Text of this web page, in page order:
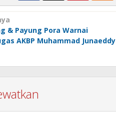
& Payung Pora Warnai
AKBP Muhammad Junaeddy